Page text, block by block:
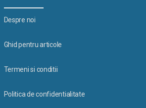
Despre noi
Ghid pentru articole
Termeni si conditii
Politica de confidentialitate